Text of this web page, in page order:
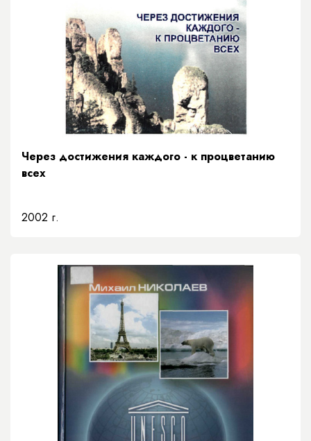
Через достижения каждого - к процветанию
всех
2002 г.